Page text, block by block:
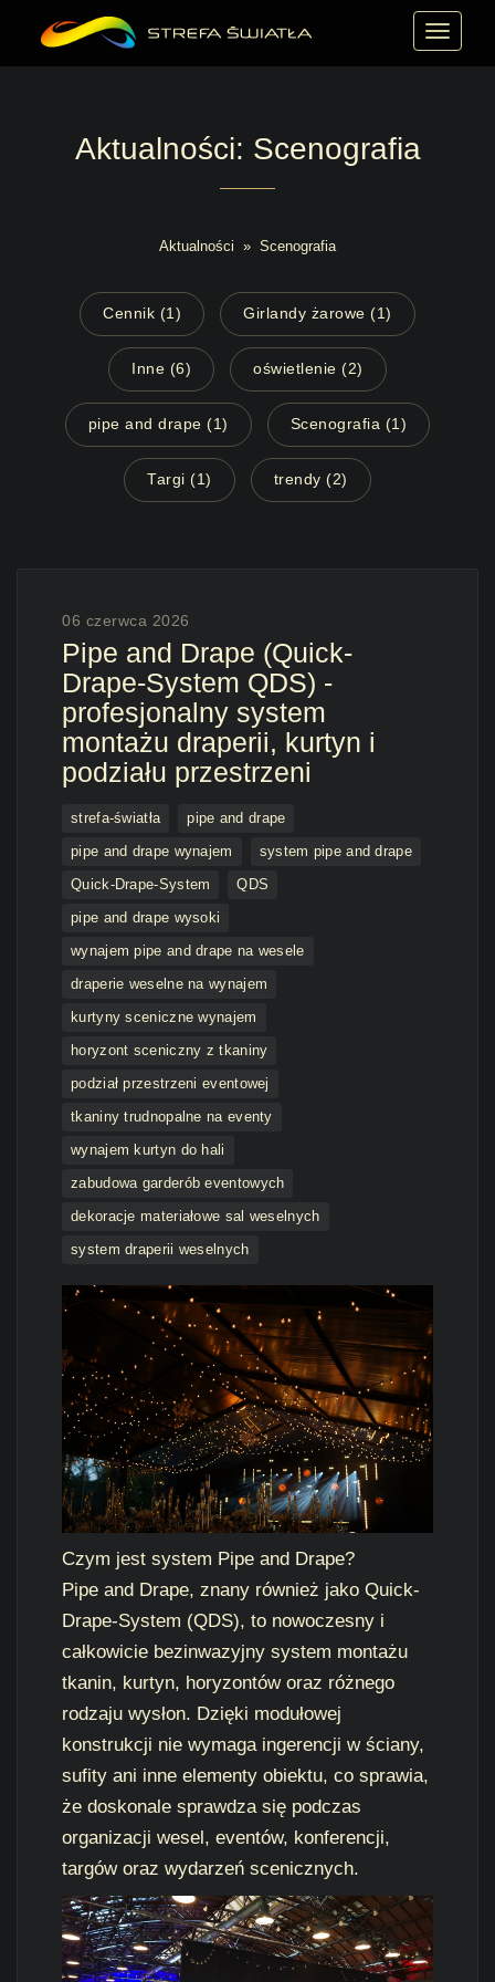
MENU
Aktualności: Scenografia
Aktualności » Scenografia
Cennik (1) Girlandy żarowe (1)
Inne (6) oświetlenie (2)
pipe and drape (1) Scenografia (1)
Targi (1) trendy (2)
06 czerwca 2026
Pipe and Drape (Quick-
Drape-System QDS) -
profesjonalny system
montażu draperii, kurtyn i
podziału przestrzeni
strefa-światła
pipe and drape
pipe and drape wynajem
system pipe and drape
Quick-Drape-System
QDS
pipe and drape wysoki
wynajem pipe and drape na wesele
draperie weselne na wynajem
kurtyny sceniczne wynajem
horyzont sceniczny z tkaniny
podział przestrzeni eventowej
tkaniny trudnopalne na eventy
wynajem kurtyn do hali
zabudowa garderób eventowych
dekoracje materiałowe sal weselnych
system draperii weselnych
Czym jest system Pipe and Drape?
Pipe and Drape, znany również jako Quick-
Drape-System (QDS), to nowoczesny i
całkowicie bezinwazyjny system montażu
tkanin, kurtyn, horyzontów oraz różnego
rodzaju wysłon. Dzięki modułowej
konstrukcji nie wymaga ingerencji w ściany,
sufity ani inne elementy obiektu, co sprawia,
że doskonale sprawdza się podczas
organizacji wesel, eventów, konferencji,
targów oraz wydarzeń scenicznych.